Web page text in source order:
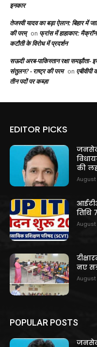
इनकार
तेजस्वी यादव का बड़ा ऐलान: बिहार में
की परम् on फ्रांस में हाहाकार:
कटौती के विरोध में प्रदर्शन
सऊदी अरब-पाकिस्तान रक्षा समझौता-
संतुलन? - राष्ट्र की परम on
तीन पदों पर कब्ज़ा
EDITOR PICKS
की
तिथि
नए
POPULAR POSTS